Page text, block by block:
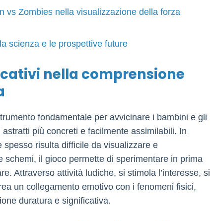
vs Zombies nella visualizzazione della forza
scienza e le prospettive future
nella comprensione
fondamentale per avvicinare i bambini e gli
più concreti e facilmente assimilabili. In
risulta difficile da visualizzare e
schemi, il gioco permette di sperimentare in prima
Attraverso attività ludiche, si stimola l’interesse, si
un collegamento emotivo con i fenomeni fisici,
duratura e significativa.